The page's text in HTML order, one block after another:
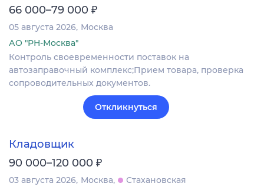
66 000–79 000 ₽
05 августа 2026 Москва
АО "РН-Москва"
Контроль своевременности поставок на
автозаправочный комплекс;Прием товара, проверка
сопроводительных документов.
Откликнуться
Кладовщик
90 000–120 000 ₽
03 августа 2026 Москва
Стахановская